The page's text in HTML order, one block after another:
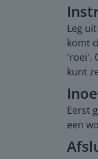
Leg
komt
'roei'.
kunt
Eerst
een